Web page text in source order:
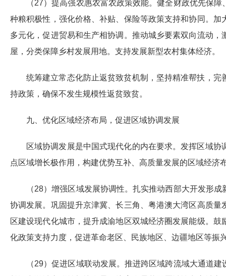
（27）提高强农惠农富农政策效能。健全财政优先保
种粮积极性，强化价格、补贴、保险等政策支持和协同。
多元化，促进贸易和生产相协调。推动城乡要素双向流动
屋，分类保障乡村发展用地。支持发展新型农村集体经济。
统筹建立常态化防止返贫致贫机制，坚持精准帮扶，
持政策，确保不发生规模性返贫致贫。
九、优化区域经济布局，促进区域协调发展
区域协调发展是中国式现代化的内在要求。发挥区域
点区域增长极作用，构建优势互补、高质量发展的区域经济
（28）增强区域发展协调性。扎实推动西部大开发形
协调发展。巩固提升京津冀、长三角、粤港澳大湾区高质
区建设现代化城市，提升成渝地区双城经济圈发展能级。
化政策支持力度，促进革命老区、民族地区、边疆地区等振
（29）促进区域联动发展。推进跨区域跨流域大通道